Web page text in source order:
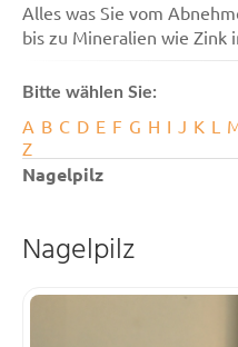
Alles was Sie vom
bis zu Mineralien wie Zink
Bitte wählen Sie:
A B C D E F G H I J K L
Z
Nagelpilz
Nagelpilz